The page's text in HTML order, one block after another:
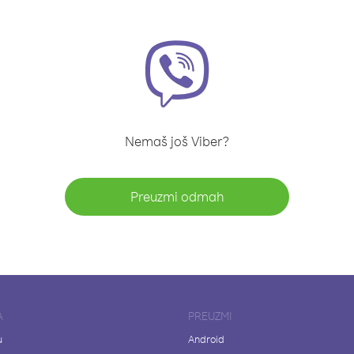
Nemaš još Viber?
Preuzmi odmah
PREUZMI
Android